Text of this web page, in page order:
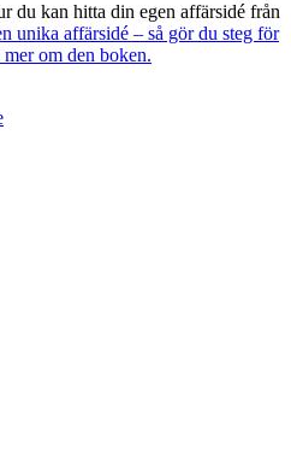
du kan hitta din egen affärsidé från
unika affärsidé – så gör du steg för
om den boken.